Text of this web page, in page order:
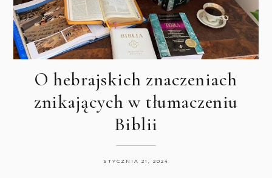
O hebrajskich znaczeniach
znikających w tłumaczeniu
Biblii
STYCZNIA 21, 2024